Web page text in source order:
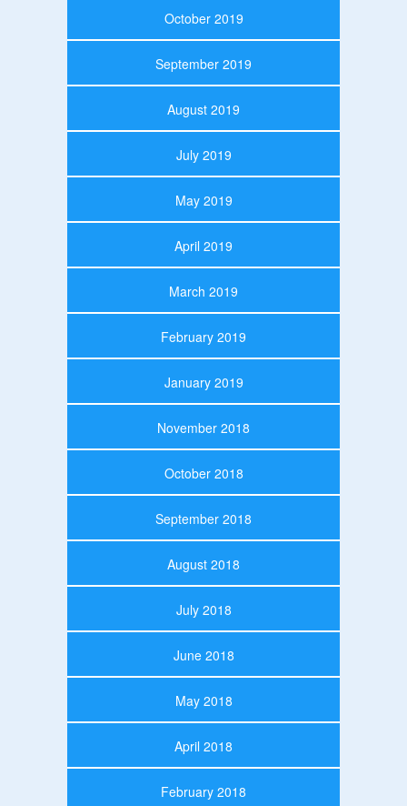
October 2019
September 2019
August 2019
July 2019
May 2019
April 2019
March 2019
February 2019
January 2019
November 2018
October 2018
September 2018
August 2018
July 2018
June 2018
May 2018
April 2018
February 2018